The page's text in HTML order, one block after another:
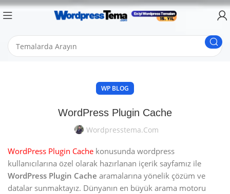
WP BLOG
WordPress Plugin Cache
Wordpresstema.com
WordPress Plugin Cache konusunda wordpress
kullanıcılarına özel olarak hazırlanan içerik sayfamız ile
WordPress Plugin Cache aramalarına yönelik çözüm ve
datalar sunmaktayız. Dünyanın en büyük arama motoru